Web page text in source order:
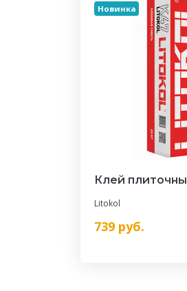
Новинка
Клей
Litokol
739 руб.